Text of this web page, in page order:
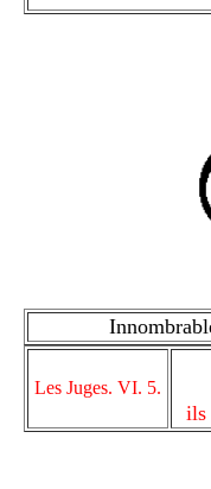
Les Juges. VI. 5.
ils